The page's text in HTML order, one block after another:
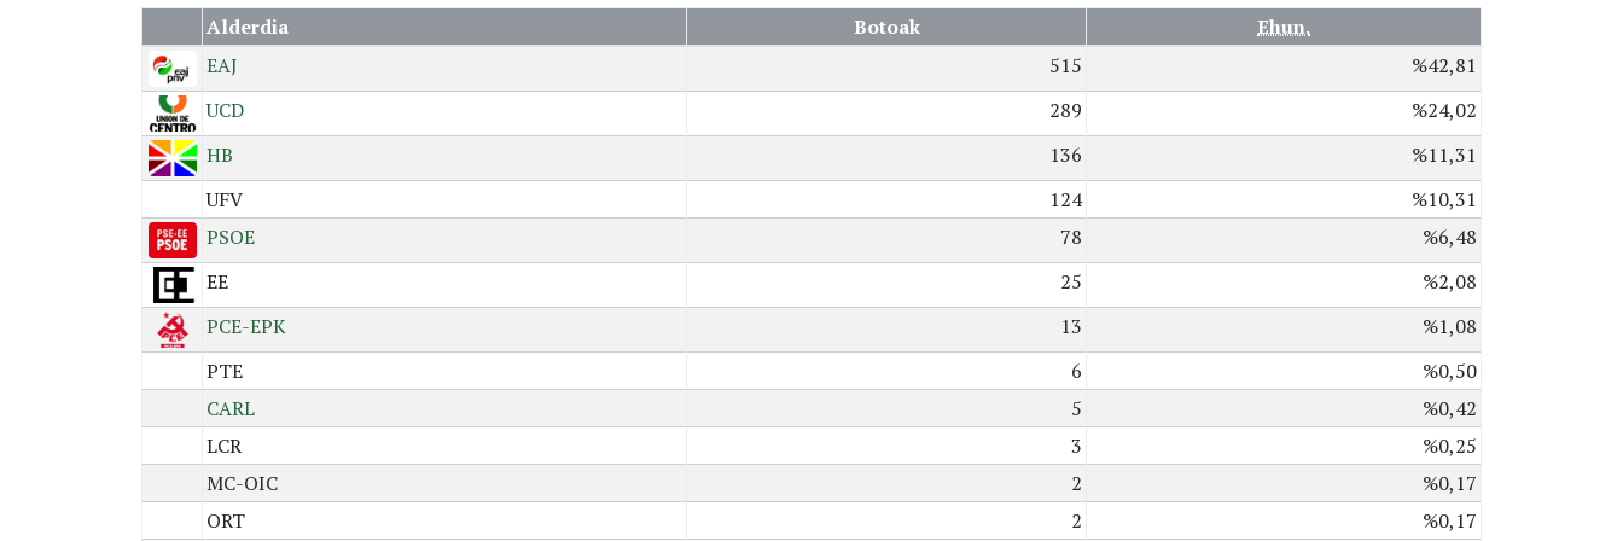
Alderdia Botoak
Ehun.
EAJ
515
%42,81
UCD
289
%24,02
HB
136
%11,31
UFV
124
%10,31
PSOE
78
%6,48
EE
25
%2,08
PCE-EPK
13
%1,08
PTE
6
%0,50
CARL
5
%0,42
LCR
3
%0,25
MC-OIC
2
%0,17
ORT
2
%0,17